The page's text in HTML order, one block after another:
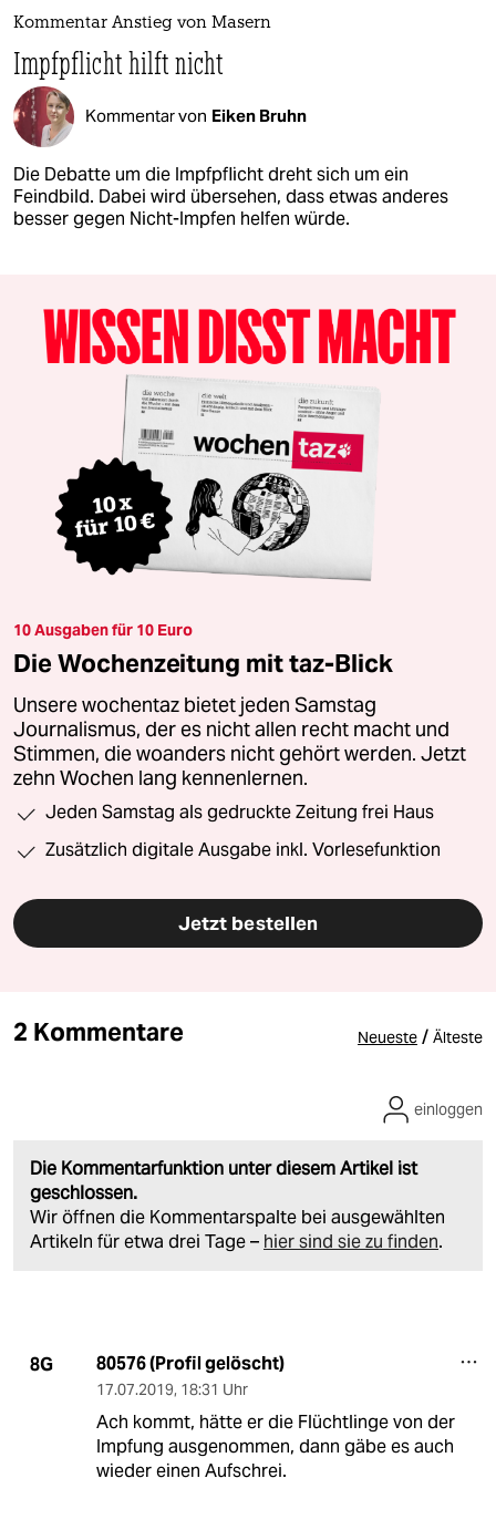
Kommentar Anstieg von Masern
Impfpflicht hilft nicht
Kommentar von Eiken Bruhn
Die Debatte um die Impfpflicht dreht sich um ein
Feindbild. Dabei wird übersehen, dass etwas anderes
besser gegen Nicht-Impfen helfen würde.
10 Ausgaben für 10 Euro
Die Wochenzeitung mit taz-Blick
Unsere wochentaz bietet jeden Samstag
Journalismus, der es nicht allen recht macht und
Stimmen, die woanders nicht gehört werden. Jetzt
zehn Wochen lang kennenlernen.
Jeden Samstag als gedruckte Zeitung frei Haus
Zusätzlich digitale Ausgabe inkl. Vorlesefunktion
Jetzt bestellen
2 Kommentare Neueste / Älteste
Die Kommentarfunktion unter diesem Artikel ist
geschlossen.
Wir öffnen die Kommentarspalte bei ausgewählten
Artikeln für etwa drei Tage – hier sind sie zu finden.
einloggen
8G 80576 (Profil gelöscht)
17.07.2019, 18:31 Uhr
Ach kommt, hätte er die Flüchtlinge von der
Impfung ausgenommen, dann gäbe es auch
wieder einen Aufschrei.